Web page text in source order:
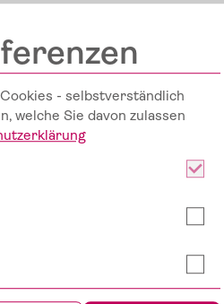
- selbstverständlich
welche Sie davon zulassen
v
Die Pomodorini und das Tomaten-
Verfeinern von Pasta, Fisch oder